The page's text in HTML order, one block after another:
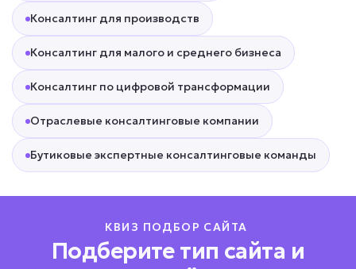
Консалтинг для производств
Консалтинг для малого и среднего бизнеса
Консалтинг по цифровой трансформации
Отраслевые консалтинговые компании
Бутиковые экспертные консалтинговые команды
КВИЗ ПОДБОР САЙТА
Подберите тип сайта и